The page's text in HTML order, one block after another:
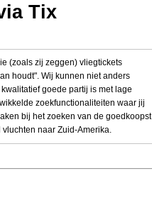
Tix
(zoals zij zeggen) vliegtickets
houdt". Wij kunnen niet anders
goede partij is met lage
zoekfunctionaliteiten waar jij
bij het zoeken van de goedkoopst
naar Zuid-Amerika.